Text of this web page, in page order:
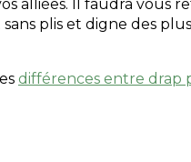
alliées. Il faudra vous
plis et digne des
différences entre drap